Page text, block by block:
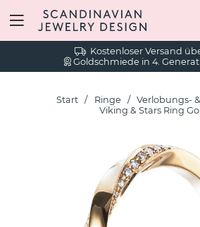
Kostenloser Versand
Goldschmiede in 4.
Start Ringe
Verlobungs-
Viking & Stars Ring